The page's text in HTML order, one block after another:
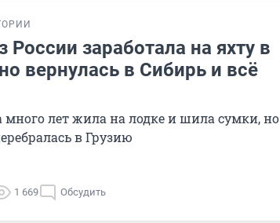
России заработала на яхту в
вернулась в Сибирь и всё
лет жила на лодке и шила сумки, но
в Грузию
1 669 Обсудить